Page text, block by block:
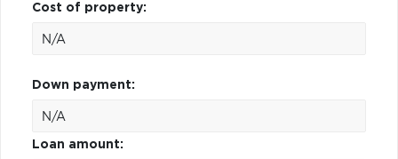
Cost of property:
Down payment:
Loan amount: